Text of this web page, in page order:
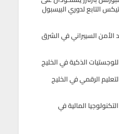
التابع لدوري البيسبول
الأمن السيبراني في الشرق
الرقمي في الخليج
المالية في